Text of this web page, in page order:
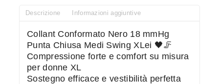
Descrizione Informazioni aggiuntive
Collant Conformato Nero 18 mmHg
Punta Chiusa Medi Swing XLei 🖤🦵
Compressione forte e comfort su misura
per donne XL
Sostegno efficace e vestibilità perfetta